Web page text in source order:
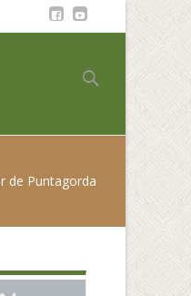
Buscar:
de Puntagorda